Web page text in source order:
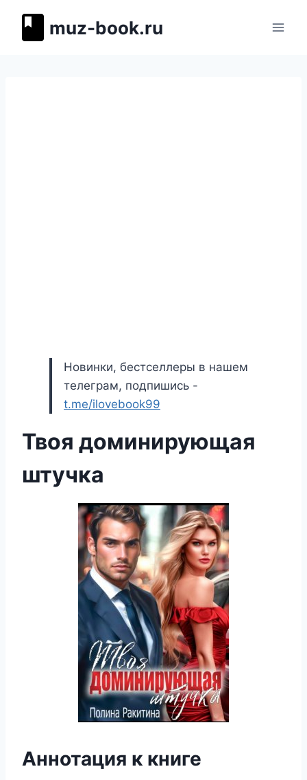
muz-book.ru
Новинки, бестселлеры в нашем
телеграм, подпишись -
t.me/ilovebook99
Твоя доминирующая
штучка
Аннотация к книге